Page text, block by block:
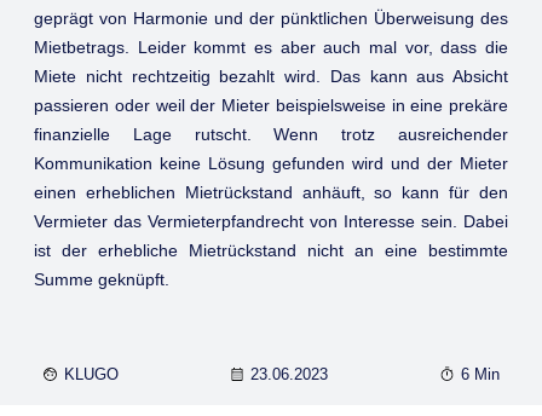
geprägt von Harmonie und der pünktlichen Überweisung des
Mietbetrags. Leider kommt es aber auch mal vor, dass die
Miete nicht rechtzeitig bezahlt wird. Das kann aus Absicht
passieren oder weil der Mieter beispielsweise in eine prekäre
finanzielle Lage rutscht. Wenn trotz ausreichender
Kommunikation keine Lösung gefunden wird und der Mieter
einen erheblichen Mietrückstand anhäuft, so kann für den
Vermieter das Vermieterpfandrecht von Interesse sein. Dabei
ist der erhebliche Mietrückstand nicht an eine bestimmte
Summe geknüpft.
KLUGO 23.06.2023 6 Min